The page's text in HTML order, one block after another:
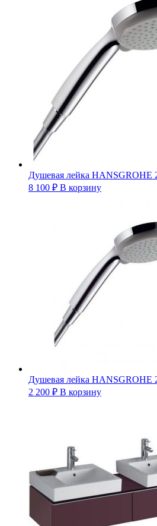
Душевая лейка HANSGROHE
8 100 ₽ В корзину
Душевая лейка HANSGROHE
2 200 ₽ В корзину